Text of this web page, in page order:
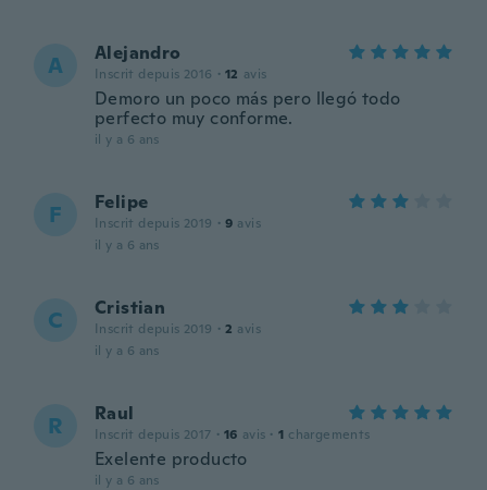
A Alejandro
Inscrit depuis 2016 · 12 avis
Demoro un poco más pero llegó todo
perfecto muy conforme.
il y a 6 ans
F Felipe
Inscrit depuis 2019 · 9 avis
il y a 6 ans
C Cristian
Inscrit depuis 2019 · 2 avis
il y a 6 ans
R Raul
Inscrit depuis 2017 · 16 avis · 1 chargements
Exelente producto
il y a 6 ans